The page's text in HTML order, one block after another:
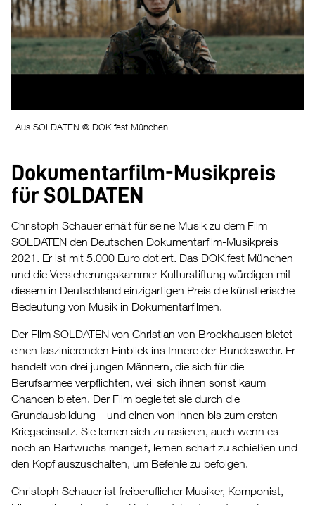
Aus SOLDATEN © DOK.fest München
Dokumentarfilm-Musikpreis
für SOLDATEN
Christoph Schauer erhält für seine Musik zu dem Film
SOLDATEN den Deutschen Dokumentarfilm-Musikpreis
2021. Er ist mit 5.000 Euro dotiert. Das DOK.fest München
und die Versicherungskammer Kulturstiftung würdigen mit
diesem in Deutschland einzigartigen Preis die künstlerische
Bedeutung von Musik in Dokumentarfilmen.
Der Film SOLDATEN von Christian von Brockhausen bietet
einen faszinierenden Einblick ins Innere der Bundeswehr. Er
handelt von drei jungen Männern, die sich für die
Berufsarmee verpflichten, weil sich ihnen sonst kaum
Chancen bieten. Der Film begleitet sie durch die
Grundausbildung – und einen von ihnen bis zum ersten
Kriegseinsatz. Sie lernen sich zu rasieren, auch wenn es
noch an Bartwuchs mangelt, lernen scharf zu schießen und
den Kopf auszuschalten, um Befehle zu befolgen.
Christoph Schauer ist freiberuflicher Musiker, Komponist,